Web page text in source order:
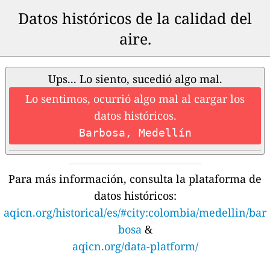
Datos históricos de la calidad del
aire.
Ups... Lo siento, sucedió algo mal.
Lo sentimos, ocurrió algo mal al cargar los
datos históricos.
Barbosa, Medellín
Para más información, consulta la plataforma de
datos históricos:
aqicn.org/historical/es/#city:colombia/medellin/bar
bosa&
aqicn.org/data-platform/